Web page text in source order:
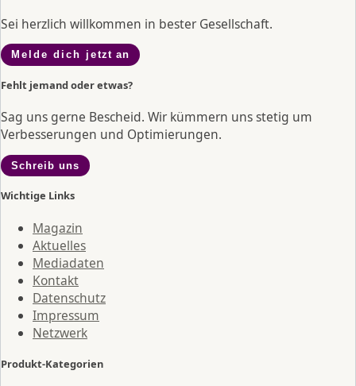
Sei herzlich willkommen in bester Gesellschaft.
Melde dich jetzt an
Fehlt jemand oder etwas?
Sag uns gerne Bescheid. Wir kümmern uns stetig um
Verbesserungen und Optimierungen.
Schreib uns
Wichtige Links
Magazin
Aktuelles
Mediadaten
Kontakt
Datenschutz
Impressum
Netzwerk
Produkt-Kategorien